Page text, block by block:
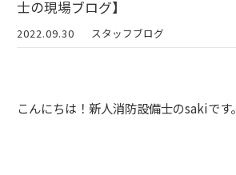
士の現場ブログ】
2022.09.30 スタッフブログ
こんにちは！新人消防設備士のsakiです。